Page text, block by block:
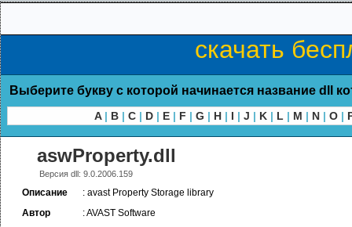
скачать
Выберите букву с которой начинается название dll
A | B | C | D | E | F | G | H | I | J | K | L | M | N | O |
aswProperty.dll
Версия dll: 9.0.2006.159
Описание
: avast Property Storage library
Автор
: AVAST Software